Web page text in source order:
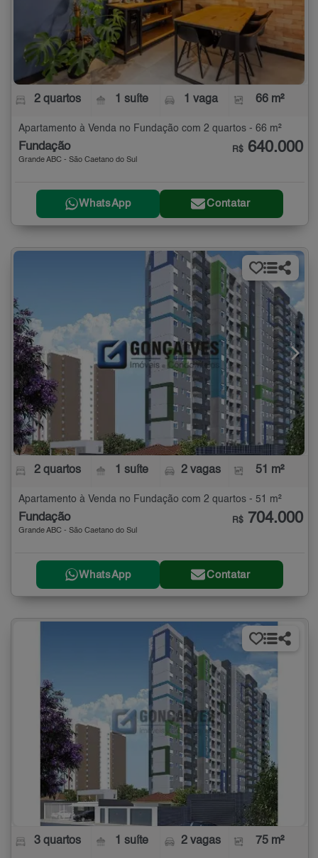
2 quartos 1 suíte 1 vaga 66 m²
Apartamento à Venda no Fundação com 2 quartos - 66 m²
Fundação
Grande ABC - São Caetano do Sul
R$ 640.000
WhatsApp Contatar
2 quartos 1 suíte 2 vagas 51 m²
Apartamento à Venda no Fundação com 2 quartos - 51 m²
Fundação
Grande ABC - São Caetano do Sul
R$ 704.000
WhatsApp Contatar
3 quartos 1 suíte 2 vagas 75 m²